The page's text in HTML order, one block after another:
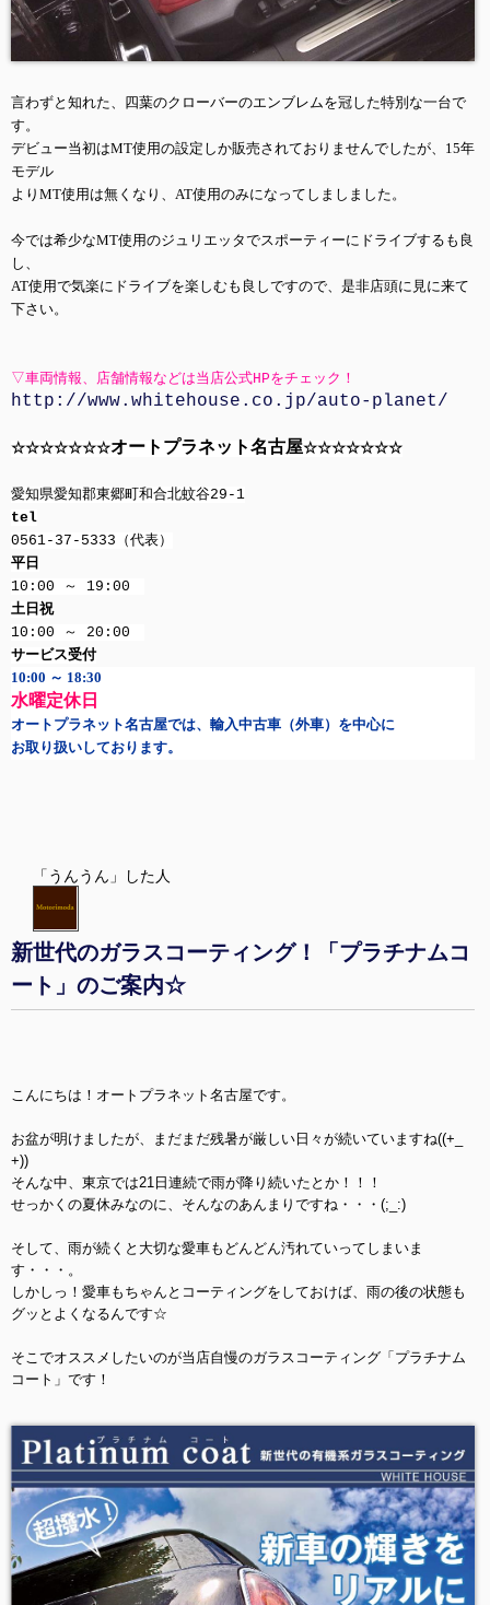
言わずと知れた、四葉のクローバーのエンブレムを冠した特別な一台で
す。
デビュー当初はMT使用の設定しか販売されておりませんでしたが、15年
モデル
よりMT使用は無くなり、AT使用のみになってしましました。
今では希少なMT使用のジュリエッタでスポーティーにドライブするも良
し、
AT使用で気楽にドライブを楽しむも良しですので、是非店頭に見に来て
下さい。
▽車両情報、店舗情報などは当店公式HPをチェック！
http://www.whitehouse.co.jp/auto-planet/
☆☆☆☆☆☆☆オートプラネット名古屋☆☆☆☆☆☆☆
愛知県愛知郡東郷町和合北蚊谷29-1
tel
0561-37-5333（代表）
平日
10:00 ～ 19:00
土日祝
10:00 ～ 20:00
サービス受付
10:00 ～ 18:30
水曜定休日
オートプラネット名古屋では、輸入中古車（外車）を中心に
お取り扱いしております。
「うんうん」した人
新世代のガラスコーティング！「プラチナムコ
ート」のご案内☆
こんにちは！オートプラネット名古屋です。
お盆が明けましたが、まだまだ残暑が厳しい日々が続いていますね((+_
+))
そんな中、東京では21日連続で雨が降り続いたとか！！！
せっかくの夏休みなのに、そんなのあんまりですね・・・(;_:)
そして、雨が続くと大切な愛車もどんどん汚れていってしまいま
す・・・。
しかしっ！愛車もちゃんとコーティングをしておけば、雨の後の状態も
グッとよくなるんです☆
そこでオススメしたいのが当店自慢のガラスコーティング「プラチナム
コート」です！